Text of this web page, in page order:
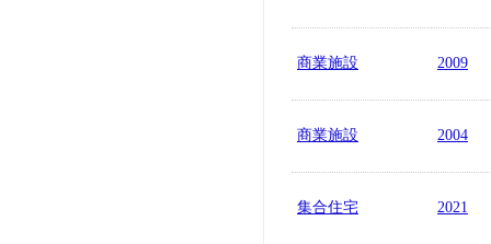
商業施設 2009
商業施設 2004
集合住宅 2021